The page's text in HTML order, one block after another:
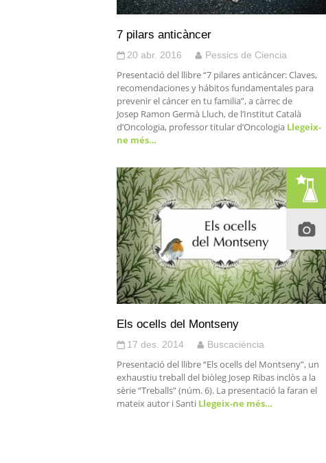
7 pilars anticàncer
20 abr. 2016 Pessics de Ciencia
Presentació del llibre “7 pilares anticáncer: Claves,
recomendaciones y hábitos fundamentales para
prevenir el cáncer en tu familia”, a càrrec de
Josep Ramon Germà Lluch, de l’Institut Català
d’Oncologia, professor titular d’Oncologia Llegeix-
ne més…
Els ocells del Montseny
17 des. 2014 Buscaciència
Presentació del llibre “Els ocells del Montseny”, un
exhaustiu treball del biòleg Josep Ribas inclòs a la
sèrie “Treballs” (núm. 6). La presentació la faran el
mateix autor i Santi Llegeix-ne més…